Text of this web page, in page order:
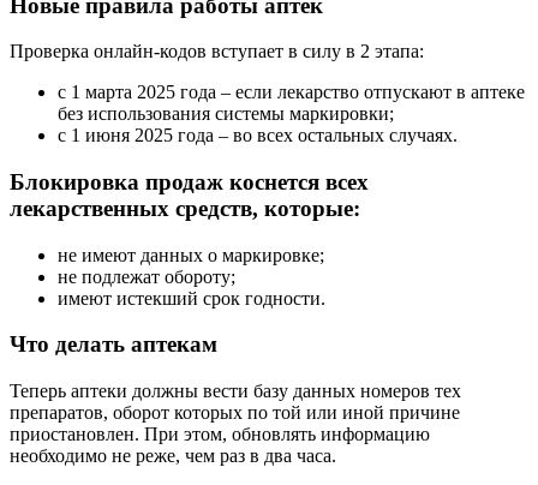
Проверка онлайн-кодов вступает в силу в 2 этапа:
с 1 марта 2025 года – если лекарство отпускают в аптеке
без использования системы маркировки;
с 1 июня 2025 года – во всех остальных случаях.
Блокировка продаж коснется всех
лекарственных средств, которые:
не имеют данных о маркировке;
не подлежат обороту;
имеют истекший срок годности.
Что делать аптекам
Теперь аптеки должны вести базу данных номеров тех
препаратов, оборот которых по той или иной причине
приостановлен. При этом, обновлять информацию
необходимо не реже, чем раз в два часа.